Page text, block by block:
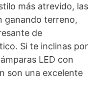
más atrevido, las
ganando terreno,
de
Si te inclinas por
LED con
son una excelente